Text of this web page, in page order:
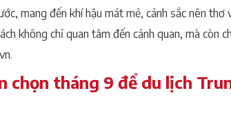
mang đến khí hậu mát mẻ, cảnh sắc nên thơ
không chỉ quan tâm đến cảnh quan, mà còn
chọn tháng 9 để du lịch